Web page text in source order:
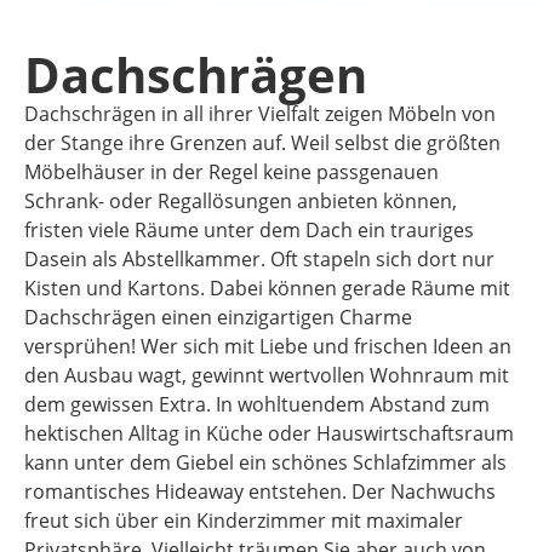
Dachschrägen
Dachschrägen in all ihrer Vielfalt zeigen Möbeln von
der Stange ihre Grenzen auf. Weil selbst die größten
Möbelhäuser in der Regel keine passgenauen
Schrank- oder Regallösungen anbieten können,
fristen viele Räume unter dem Dach ein trauriges
Dasein als Abstellkammer. Oft stapeln sich dort nur
Kisten und Kartons. Dabei können gerade Räume mit
Dachschrägen einen einzigartigen Charme
versprühen! Wer sich mit Liebe und frischen Ideen an
den Ausbau wagt, gewinnt wertvollen Wohnraum mit
dem gewissen Extra. In wohltuendem Abstand zum
hektischen Alltag in Küche oder Hauswirtschaftsraum
kann unter dem Giebel ein schönes Schlafzimmer als
romantisches Hideaway entstehen. Der Nachwuchs
freut sich über ein Kinderzimmer mit maximaler